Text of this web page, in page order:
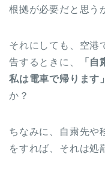
根拠が必要だと思う
それにしても、空港
告するときに、
「
私は電車で帰ります」
か？
ちなみに、自粛先や
をすれば、それは処